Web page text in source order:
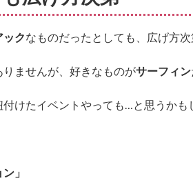
ックなものだったとしても、広げ方
ませんが、好きなものがサーフィン
けたイベントやっても…と思うかも
」